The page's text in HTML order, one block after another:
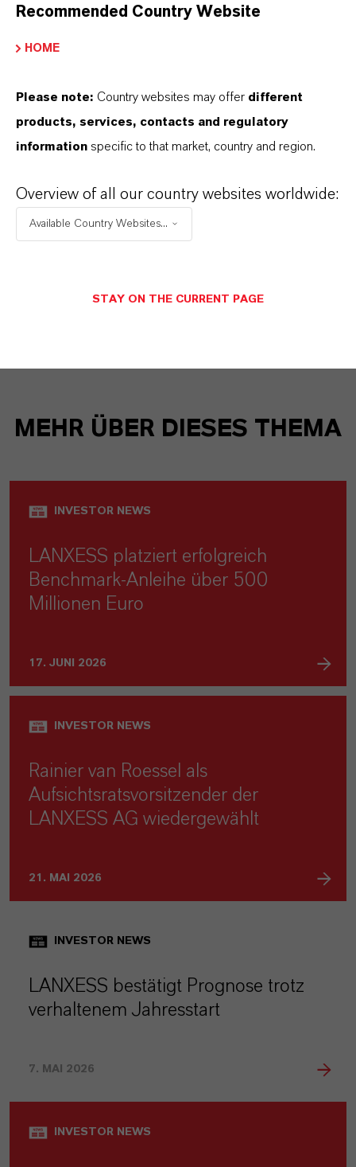
unseren Newsletter per E-Mail an
MEHR ÜBER DIESES THEMA
INVESTOR NEWS
LANXESS platziert erfolgreich
Benchmark-Anleihe über 500
Millionen Euro
17. JUNI 2026
INVESTOR NEWS
Rainier van Roessel als
Aufsichtsratsvorsitzender der
LANXESS AG wiedergewählt
21. MAI 2026
INVESTOR NEWS
LANXESS bestätigt Prognose trotz
verhaltenem Jahresstart
7. MAI 2026
INVESTOR NEWS
Recommended Country Website
HOME
Please note: Country websites may offer different
products, services, contacts and regulatory
information specific to that market, country and region.
Overview of all our country websites worldwide:
Available Country Websites...
STAY ON THE CURRENT PAGE